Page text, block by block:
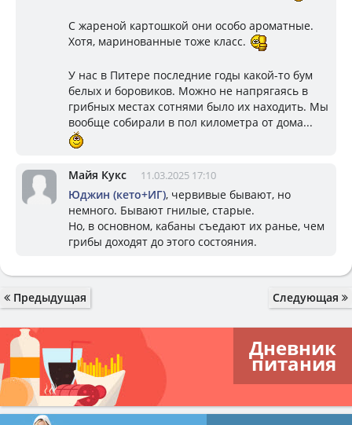
С жареной картошкой они особо ароматные.
Хотя, маринованные тоже класс.
У нас в Питере последние годы какой-то бум
белых и боровиков. Можно не напрягаясь в
грибных местах сотнями было их находить. Мы
вообще собирали в пол километра от дома...
Майя Кукс 11.03.2025 17:10
Юджин (кето+ИГ), червивые бывают, но
немного. Бывают гнилые, старые.
Но, в основном, кабаны съедают их ранье, чем
грибы доходят до этого состояния.
Предыдущая Следующая
Дневник
питания